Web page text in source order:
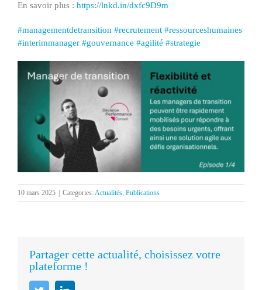
En savoir plus : https://lnkd.in/dxfc9D9m
#managementdetransition #recrutement #ressourceshumaines
#interimmanager #gouvernance #agilité #strategie
10 mars 2025 Categories:Actualités, Publications
Partager cette actualité, choisissez votre
plateforme !